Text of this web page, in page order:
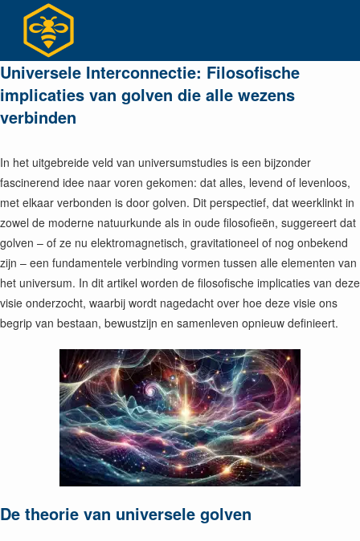
inhoud
Universele Interconnectie: Filosofische
implicaties van golven die alle wezens
verbinden
In het uitgebreide veld van universumstudies is een bijzonder
fascinerend idee naar voren gekomen: dat alles, levend of levenloos,
met elkaar verbonden is door golven. Dit perspectief, dat weerklinkt in
zowel de moderne natuurkunde als in oude filosofieën, suggereert dat
golven – of ze nu elektromagnetisch, gravitationeel of nog onbekend
zijn – een fundamentele verbinding vormen tussen alle elementen van
het universum. In dit artikel worden de filosofische implicaties van deze
visie onderzocht, waarbij wordt nagedacht over hoe deze visie ons
begrip van bestaan, bewustzijn en samenleven opnieuw definieert.
De theorie van universele golven